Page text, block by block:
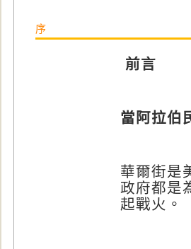
序
前言
當阿拉伯
華爾街是
政府都是
起戰火。